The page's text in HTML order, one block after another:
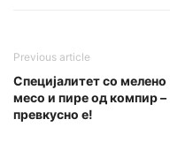
Previous article
Специјалитет со мелено
месо и пире од компир –
превкусно е!